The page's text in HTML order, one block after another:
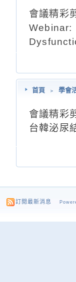
會議精彩
Webinar:
首頁 ﹥ 學會
會議精彩
台韓泌尿
訂閱最新消息